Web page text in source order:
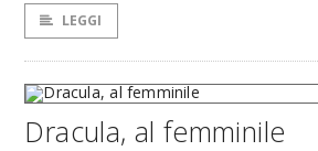
LEGGI
Dracula, al femminile